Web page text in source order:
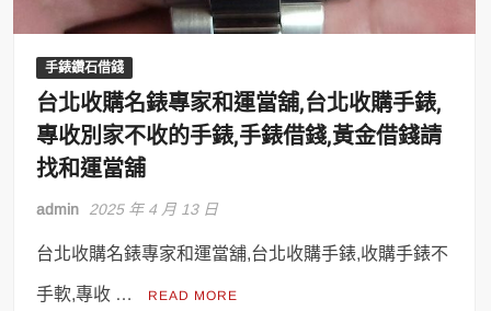
手錶鑽石借錢
台北收購名錶專家和運當舖,台北收購手錶,
專收別家不收的手錶,手錶借錢,黃金借錢請
找和運當舖
admin 2025 年 4 月 13 日
台北收購名錶專家和運當舖,台北收購手錶,收購手錶不
手軟,專收 … READ MORE